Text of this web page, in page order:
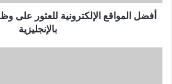
بالإنجليزية
أفضل المواقع الإلكترونية للعثور على
بالإنجليزية